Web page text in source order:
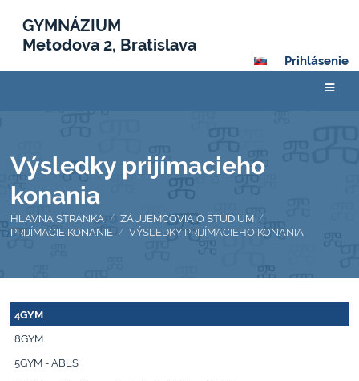
GYMNÁZIUM
Metodova 2, Bratislava
Prihlásenie
Výsledky prijímacieho
konania
HLAVNÁ STRÁNKA / ZÁUJEMCOVIA O ŠTÚDIUM /
PRIJÍMACIE KONANIE / VÝSLEDKY PRIJÍMACIEHO KONANIA
Výsledky
prijímacieho
4GYM
8GYM
5GYM - ABLS